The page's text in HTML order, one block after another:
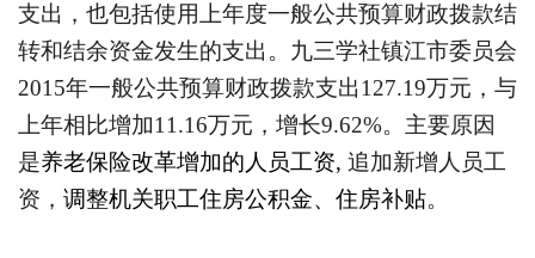
支出，也包括使用上年度一般公共预算财政拨款结
转和结余资金发生的支出。九三学社镇江市委员会
2015年一般公共预算财政拨款支出127.19万元，与
上年相比增加11.16万元，增长9.62%。主要原因
是养老保险改革增加的人员工资, 追加新增人员工
资， 调整机关职工住房公积金、住房补贴。